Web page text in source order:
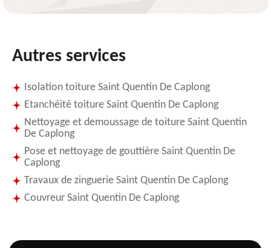
Autres services
Isolation toiture Saint Quentin De Caplong
Etanchéité toiture Saint Quentin De Caplong
Nettoyage et demoussage de toiture Saint Quentin
De Caplong
Pose et nettoyage de gouttière Saint Quentin De
Caplong
Travaux de zinguerie Saint Quentin De Caplong
Couvreur Saint Quentin De Caplong